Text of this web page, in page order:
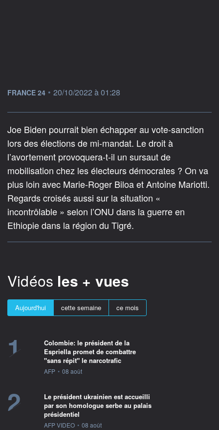
information fournie par
FRANCE 24 • 20/10/2022 à 01:28
Joe Biden pourrait bien échapper au vote-sanction
lors des élections de mi-mandat. Le droit à
l’avortement provoquera-t-il un sursaut de
mobilisation chez les électeurs démocrates ? On va
plus loin avec Marie-Roger Biloa et Antoine Mariotti.
Regards croisés aussi sur la situation «
incontrôlable » selon l’ONU dans la guerre en
Ethiopie dans la région du Tigré.
Vidéos les + vues
Aujourd'hui cette semaine ce mois
1
Colombie: le président de la
Espriella promet de combattre
"sans répit" le narcotrafic
information fournie par
AFP • 08 août
2
Le président ukrainien est accueilli
par son homologue serbe au palais
présidentiel
information fournie par
AFP VIDEO • 08 août